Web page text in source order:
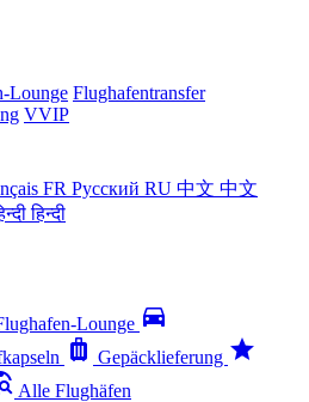
Lounge Flughafentransfer
VVIP
FR Русский RU 中文 中文
हिन्दी
Lounge directions_car
luggage Gepäcklieferung star
Alle Flughäfen